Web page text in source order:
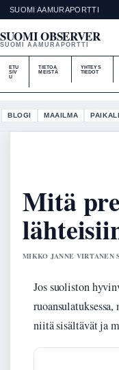
SUOMI AAMURAPORTTI
SUOMI OBSERVER
SUOMI AAMURAPORTTI
ETU
SIV
U
TIETOA
MEISTÄ
YHTEYS
TIEDOT
BLOGI MAAILMA
Mitä
MIKKO JANNE VIRTANEN
Jos suoliston
niitä sisältävät ja